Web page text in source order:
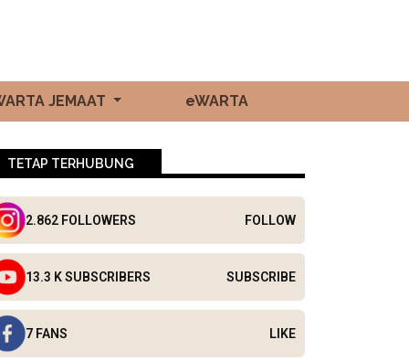
JEMAAT eWARTA
TETAP TERHUBUNG
2.862 FOLLOWERS FOLLOW
13.3 K SUBSCRIBERS SUBSCRIBE
7 FANS LIKE